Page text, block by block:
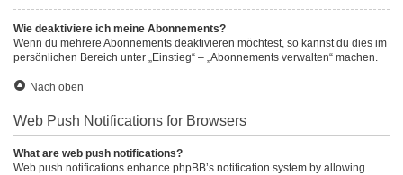
Wie deaktiviere ich meine Abonnements?
Wenn du mehrere Abonnements deaktivieren möchtest, so kannst du dies im
persönlichen Bereich unter „Einstieg“ – „Abonnements verwalten“ machen.
Nach oben
Web Push Notifications for Browsers
What are web push notifications?
Web push notifications enhance phpBB’s notification system by allowing